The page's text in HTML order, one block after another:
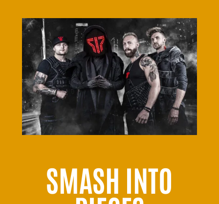
SMASH INTO